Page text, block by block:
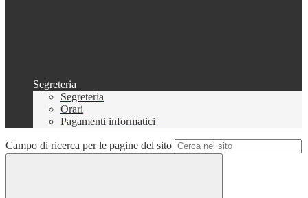
Segreteria
Segreteria
Orari
Pagamenti informatici
Campo di ricerca per le pagine del sito